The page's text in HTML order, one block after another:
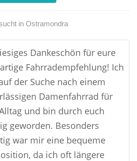
in Ostramondra
Dankeschön für eure
Fahrradempfehlung! Ich
der Suche nach einem
Damenfahrrad für
und bin durch euch
geworden. Besonders
war mir eine bequeme
da ich oft längere